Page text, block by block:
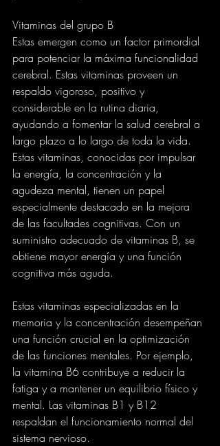
Vitaminas del grupo B
Estas emergen como un factor primordial
para potenciar la máxima funcionalidad
cerebral. Estas vitaminas proveen un
respaldo vigoroso, positivo y
considerable en la rutina diaria,
ayudando a fomentar la salud cerebral a
largo plazo a lo largo de toda la vida.
Estas vitaminas, conocidas por impulsar
la energía, la concentración y la
agudeza mental, tienen un papel
especialmente destacado en la mejora
de las facultades cognitivas. Con un
suministro adecuado de vitaminas B, se
obtiene mayor energía y una función
cognitiva más aguda.
Estas vitaminas especializadas en la
memoria y la concentración desempeñan
una función crucial en la optimización
de las funciones mentales. Por ejemplo,
la vitamina B6 contribuye a reducir la
fatiga y a mantener un equilibrio físico y
mental. Las vitaminas B1 y B12
respaldan el funcionamiento normal del
sistema nervioso.